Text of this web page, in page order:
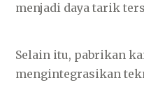
menjadi daya tarik
Selain itu, pabrikan
mengintegrasikan